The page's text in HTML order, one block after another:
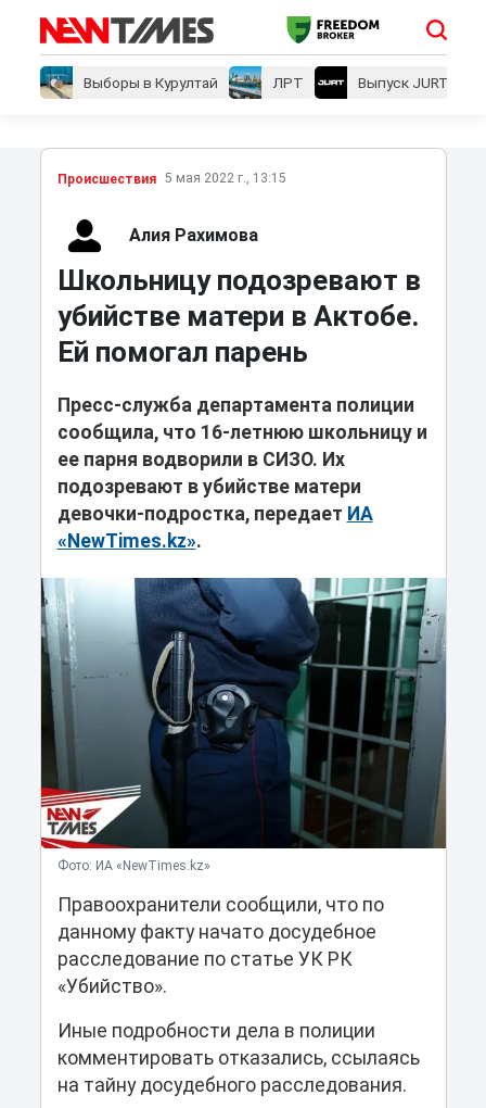
Выборы в Курултай ЛРТ Выпуск JURT
Проиcшествия 5 мая 2022 г., 13:15
Алия Рахимова
Школьницу подозревают в
убийстве матери в Актобе.
Ей помогал парень
Пресс-служба департамента полиции
сообщила, что 16-летнюю школьницу и
ее парня водворили в СИЗО. Их
подозревают в убийстве матери
девочки-подростка, передает ИА
«NewTimes.kz».
Фото: ИА «NewTimes.kz»
Правоохранители сообщили, что по
данному факту начато досудебное
расследование по статье УК РК
«Убийство».
Иные подробности дела в полиции
комментировать отказались, ссылаясь
на тайну досудебного расследования.